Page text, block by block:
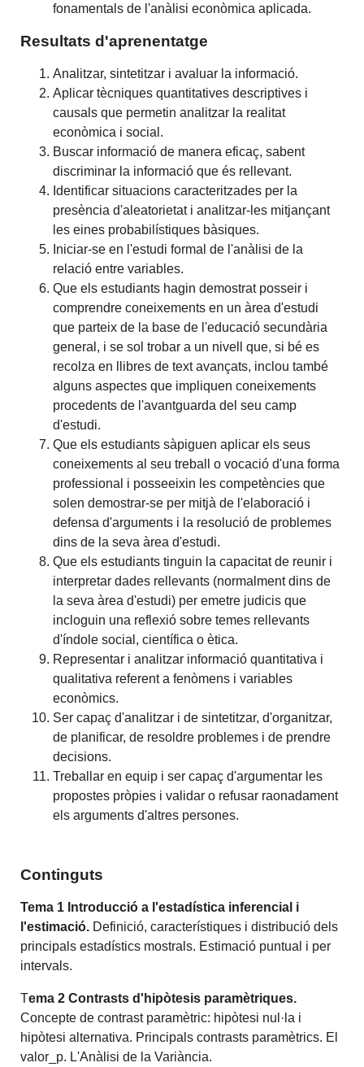
fonamentals de l'anàlisi econòmica aplicada.
Resultats d'aprenentatge
Analitzar, sintetitzar i avaluar la informació.
Aplicar tècniques quantitatives descriptives i
causals que permetin analitzar la realitat
econòmica i social.
Buscar informació de manera eficaç, sabent
discriminar la informació que és rellevant.
Identificar situacions caracteritzades per la
presència d'aleatorietat i analitzar-les mitjançant
les eines probabilístiques bàsiques.
Iniciar-se en l'estudi formal de l'anàlisi de la
relació entre variables.
Que els estudiants hagin demostrat posseir i
comprendre coneixements en un àrea d'estudi
que parteix de la base de l'educació secundària
general, i se sol trobar a un nivell que, si bé es
recolza en llibres de text avançats, inclou també
alguns aspectes que impliquen coneixements
procedents de l'avantguarda del seu camp
d'estudi.
Que els estudiants sàpiguen aplicar els seus
coneixements al seu treball o vocació d'una forma
professional i posseeixin les competències que
solen demostrar-se per mitjà de l'elaboració i
defensa d'arguments i la resolució de problemes
dins de la seva àrea d'estudi.
Que els estudiants tinguin la capacitat de reunir i
interpretar dades rellevants (normalment dins de
la seva àrea d'estudi) per emetre judicis que
incloguin una reflexió sobre temes rellevants
d'índole social, científica o ètica.
Representar i analitzar informació quantitativa i
qualitativa referent a fenòmens i variables
econòmics.
Ser capaç d'analitzar i de sintetitzar, d'organitzar,
de planificar, de resoldre problemes i de prendre
decisions.
Treballar en equip i ser capaç d'argumentar les
propostes pròpies i validar o refusar raonadament
els arguments d'altres persones.
Continguts
Tema 1 Introducció a l'estadística inferencial i
l'estimació. Definició, característiques i distribució dels
principals estadístics mostrals. Estimació puntual i per
intervals.
Tema 2 Contrasts d'hipòtesis paramètriques.
Concepte de contrast paramètric: hipòtesi nul·la i
hipòtesi alternativa. Principals contrasts paramètrics. El
valor_p. L'Anàlisi de la Variància.